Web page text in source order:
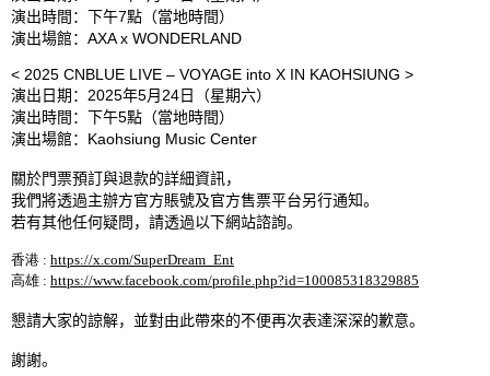
演出時間：下午7點（當地時間）
演出場館： AXA x WONDERLAND
< 2025 CNBLUE LIVE – VOYAGE into X IN KAOHSIUNG >
演出日期： 2025年5月 24日（星期六）
演出時間：下午5點（當地時間）
演出場館： Kaohsiung Music Center
關於門票預訂與退款的詳細資訊，
我們將透過主辦方官方賬號及官方售票平台另行通知。
若有其他任何疑問，請透過以下網站諮詢。
香港 : https://x.com/SuperDream_Ent
高雄 : https://www.facebook.com/profile.php?id=100085318329885
懇請大家的諒解，並對由此帶來的不便再次表達深深的歉意。
謝謝。